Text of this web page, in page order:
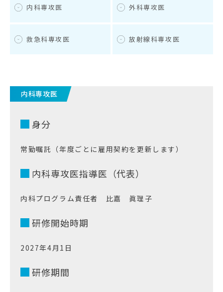
内科専攻医 外科専攻医
救急科専攻医 放射線科専攻医
内科専攻医
身分
常勤嘱託（年度ごとに雇用契約を更新します）
内科専攻医指導医（代表）
内科プログラム責任者 比嘉 眞理子
研修開始時期
2027年4月1日
研修期間